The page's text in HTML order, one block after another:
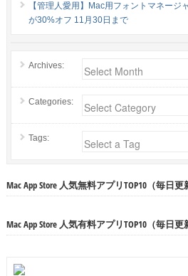
【管理人愛用】Mac用フォントマネージ
が30%オフ 11月30日まで
Archives:
Categories:
Tags:
Mac App Store 人気無料アプリTOP10（毎日更
Mac App Store 人気有料アプリTOP10（毎日更